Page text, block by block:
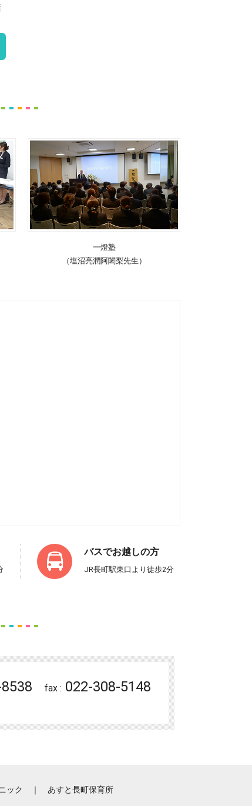
一燈塾
（塩沼亮潤阿闍梨先生）
バスでお越しの方
JR長町駅東口より徒歩2分
fax : 022-308-5148
ック ｜ あすと長町保育所